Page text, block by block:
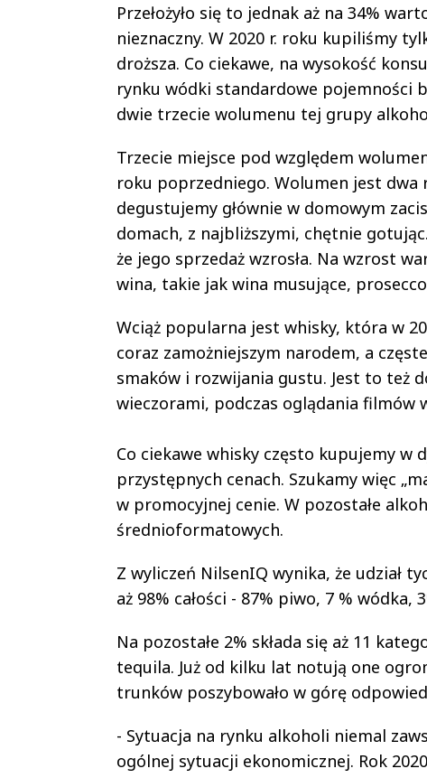
Przełożyło się to jednak aż na 34%
nieznaczny. W 2020 r. roku kupiliśmy
droższa. Co ciekawe, na wysokość
rynku wódki standardowe pojemności
dwie trzecie wolumenu tej grupy
Trzecie miejsce pod względem
roku poprzedniego. Wolumen jest dwa
degustujemy głównie w domowym
domach, z najbliższymi, chętnie
że jego sprzedaż wzrosła. Na wzrost
wina, takie jak wina musujące,
Wciąż popularna jest whisky, która w
coraz zamożniejszym narodem, a
smaków i rozwijania gustu. Jest to też
wieczorami, podczas oglądania filmów
Co ciekawe whisky często kupujemy w
przystępnych cenach. Szukamy więc
w promocyjnej cenie. W pozostałe
średnioformatowych.
Z wyliczeń NilsenIQ wynika, że udział
aż 98% całości - 87% piwo, 7 % wódka,
Na pozostałe 2% składa się aż 11
tequila. Już od kilku lat notują one
trunków poszybowało w górę
- Sytuacja na rynku alkoholi niemal
ogólnej sytuacji ekonomicznej. Rok